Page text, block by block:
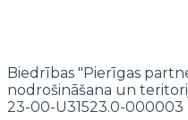
Biedrības "Pierīgas
nodrošināšana un
23-00-U31523.0-000003